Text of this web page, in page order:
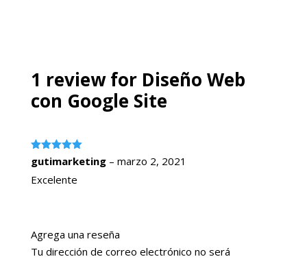
1 review for Diseño Web
con Google Site
Valorado
con5de 5
gutimarketing – marzo 2, 2021
Excelente
Agrega una reseña
Tu dirección de correo electrónico no será